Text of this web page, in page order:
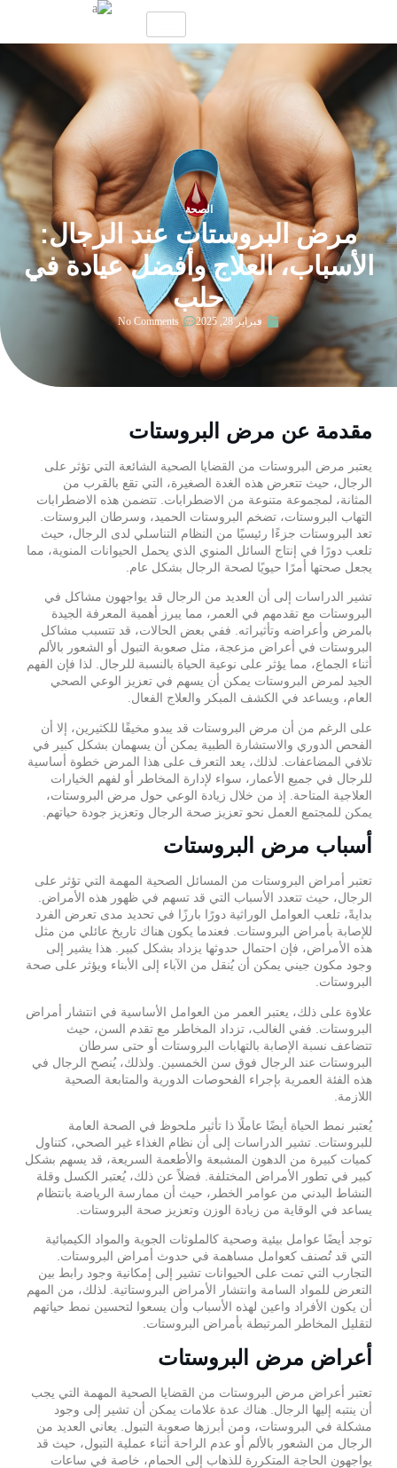
الصحة
مرض البروستات عند الرجال:
الأسباب، العلاج وأفضل عيادة في
حلب
فبراير 28, 2025 No Comments
مقدمة عن مرض البروستات
يعتبر مرض البروستات من القضايا الصحية الشائعة التي تؤثر على
الرجال، حيث تتعرض هذه الغدة الصغيرة، التي تقع بالقرب من
المثانة، لمجموعة متنوعة من الاضطرابات. تتضمن هذه الاضطرابات
التهاب البروستات، تضخم البروستات الحميد، وسرطان البروستات.
تعد البروستات جزءًا رئيسيًا من النظام التناسلي لدى الرجال، حيث
تلعب دورًا في إنتاج السائل المنوي الذي يحمل الحيوانات المنوية، مما
يجعل صحتها أمرًا حيويًا لصحة الرجال بشكل عام.
تشير الدراسات إلى أن العديد من الرجال قد يواجهون مشاكل في
البروستات مع تقدمهم في العمر، مما يبرز أهمية المعرفة الجيدة
بالمرض وأعراضه وتأثيراته. ففي بعض الحالات، قد تتسبب مشاكل
البروستات في أعراض مزعجة، مثل صعوبة التبول أو الشعور بالألم
أثناء الجماع، مما يؤثر على نوعية الحياة بالنسبة للرجال. لذا فإن الفهم
الجيد لمرض البروستات يمكن أن يسهم في تعزيز الوعي الصحي
العام، ويساعد في الكشف المبكر والعلاج الفعال.
على الرغم من أن مرض البروستات قد يبدو مخيفًا للكثيرين، إلا أن
الفحص الدوري والاستشارة الطبية يمكن أن يسهمان بشكل كبير في
تلافي المضاعفات. لذلك، يعد التعرف على هذا المرض خطوة أساسية
للرجال في جميع الأعمار، سواء لإدارة المخاطر أو لفهم الخيارات
العلاجية المتاحة. إذ من خلال زيادة الوعي حول مرض البروستات،
يمكن للمجتمع العمل نحو تعزيز صحة الرجال وتعزيز جودة حياتهم.
أسباب مرض البروستات
تعتبر أمراض البروستات من المسائل الصحية المهمة التي تؤثر على
الرجال، حيث تتعدد الأسباب التي قد تسهم في ظهور هذه الأمراض.
بدايةً، تلعب العوامل الوراثية دورًا بارزًا في تحديد مدى تعرض الفرد
للإصابة بأمراض البروستات. فعندما يكون هناك تاريخ عائلي من مثل
هذه الأمراض، فإن احتمال حدوثها يزداد بشكل كبير. هذا يشير إلى
وجود مكون جيني يمكن أن يُنقل من الآباء إلى الأبناء ويؤثر على صحة
البروستات.
علاوة على ذلك، يعتبر العمر من العوامل الأساسية في انتشار أمراض
البروستات. ففي الغالب، تزداد المخاطر مع تقدم السن، حيث
تتضاعف نسبة الإصابة بالتهابات البروستات أو حتى سرطان
البروستات عند الرجال فوق سن الخمسين. ولذلك، يُنصح الرجال في
هذه الفئة العمرية بإجراء الفحوصات الدورية والمتابعة الصحية
اللازمة.
يُعتبر نمط الحياة أيضًا عاملًا ذا تأثير ملحوظ في الصحة العامة
للبروستات. تشير الدراسات إلى أن نظام الغذاء غير الصحي، كتناول
كميات كبيرة من الدهون المشبعة والأطعمة السريعة، قد يسهم بشكل
كبير في تطور الأمراض المختلفة. فضلاً عن ذلك، يُعتبر الكسل وقلة
النشاط البدني من عوامر الخطر، حيث أن ممارسة الرياضة بانتظام
يساعد في الوقاية من زيادة الوزن وتعزيز صحة البروستات.
توجد أيضًا عوامل بيئية وصحية كالملوثات الجوية والمواد الكيميائية
التي قد تُصنف كعوامل مساهمة في حدوث أمراض البروستات.
التجارب التي تمت على الحيوانات تشير إلى إمكانية وجود رابط بين
التعرض للمواد السامة وانتشار الأمراض البروستاتية. لذلك، من المهم
أن يكون الأفراد واعين لهذه الأسباب وأن يسعوا لتحسين نمط حياتهم
لتقليل المخاطر المرتبطة بأمراض البروستات.
أعراض مرض البروستات
تعتبر أعراض مرض البروستات من القضايا الصحية المهمة التي يجب
أن ينتبه إليها الرجال. هناك عدة علامات يمكن أن تشير إلى وجود
مشكلة في البروستات، ومن أبرزها صعوبة التبول. يعاني العديد من
الرجال من الشعور بالألم أو عدم الراحة أثناء عملية التبول، حيث قد
يواجهون الحاجة المتكررة للذهاب إلى الحمام، خاصة في ساعات